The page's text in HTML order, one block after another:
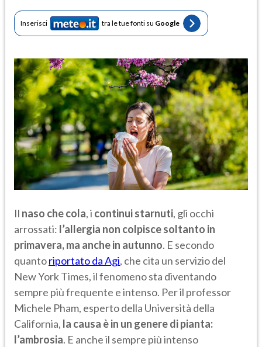
Inserisci tra le tue fonti su Google
Il naso che cola, i continui starnuti, gli occhi
arrossati: l’allergia non colpisce soltanto in
primavera, ma anche in autunno. E secondo
quantoriportato da Agi, che cita un servizio del
New York Times, il fenomeno sta diventando
sempre più frequente e intenso. Per il professor
Michele Pham, esperto della Università della
California, la causa è in un genere di pianta:
l’ambrosia. E anche il sempre più intenso